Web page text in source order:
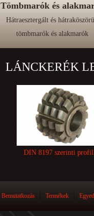
Tömbmarók és
Hátraesztergált és
tömbmarók és alakmarók
LÁNCKERÉK
DIN 8197 szerinti
Bemutatkozás Termékek